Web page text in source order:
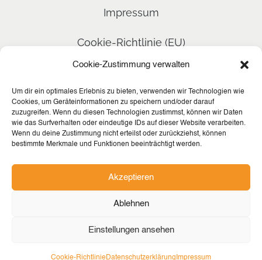
Cookie-Zustimmung verwalten
Um dir ein optimales Erlebnis zu bieten, verwenden wir Technologien wie
Cookies, um Geräteinformationen zu speichern und/oder darauf
zuzugreifen. Wenn du diesen Technologien zustimmst, können wir Daten
wie das Surfverhalten oder eindeutige IDs auf dieser Website verarbeiten.
Wenn du deine Zustimmung nicht erteilst oder zurückziehst, können
bestimmte Merkmale und Funktionen beeinträchtigt werden.
Akzeptieren
Ablehnen
Einstellungen ansehen
Cookie-RichtlinieDatenschutzerklärung Impressum
Impressum
Cookie-Richtlinie (EU)
Kontakt
WebWORKS GmbH
Harthbergring 17
34613 Schwalmstadt
Telefon: 06691 911540
www.webworks.gmbh